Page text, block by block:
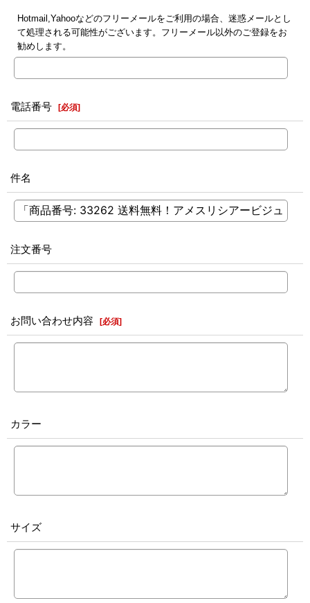
Hotmail,Yahooなどのフリーメールをご利用の場合、迷惑メールとし
て処理される可能性がございます。フリーメール以外のご登録をお
勧めします。
電話番号 [必須]
件名
注文番号
お問い合わせ内容 [必須]
カラー
サイズ